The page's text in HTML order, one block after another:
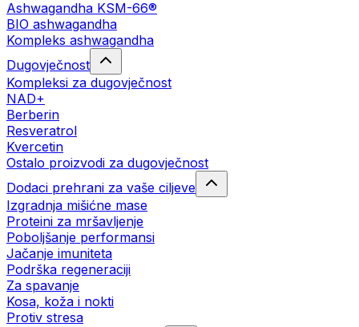
Ashwagandha KSM-66®
BIO ashwagandha
Kompleks ashwagandha
Dugovječnost
Kompleksi za dugovječnost
NAD+
Berberin
Resveratrol
Kvercetin
Ostalo proizvodi za dugovječnost
Dodaci prehrani za vaše ciljeve
Izgradnja mišićne mase
Proteini za mršavljenje
Poboljšanje performansi
Jačanje imuniteta
Podrška regeneraciji
Za spavanje
Kosa, koža i nokti
Protiv stresa